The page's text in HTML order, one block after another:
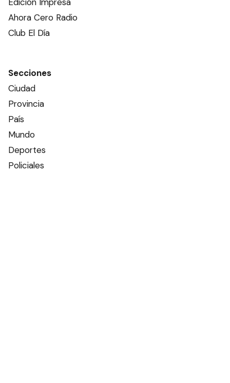
Ahora Cero Radio
Club El Día
Secciones
Ciudad
Provincia
País
Mundo
Deportes
Policiales